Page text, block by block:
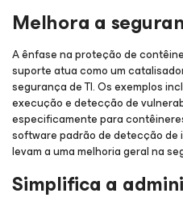
Melhora a
A ênfase na proteção de
suporte atua como um
segurança de TI. Os exemplos
execução e detecção de
especificamente para
software padrão de detecção
levam a uma melhoria geral na
Simplifica a